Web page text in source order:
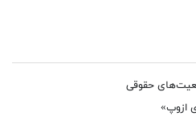
حقوقی
ازوپ»